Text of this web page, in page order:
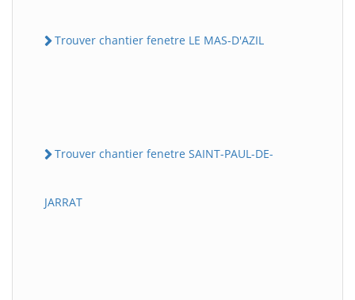
Trouver chantier fenetre LE MAS-D'AZIL
Trouver chantier fenetre SAINT-PAUL-DE-
JARRAT